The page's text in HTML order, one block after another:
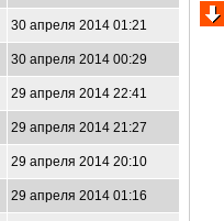
30 апреля 2014 01:21
30 апреля 2014 00:29
29 апреля 2014 22:41
29 апреля 2014 21:27
29 апреля 2014 20:10
29 апреля 2014 01:16